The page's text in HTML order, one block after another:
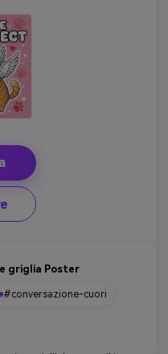
griglia Poster
#conversazione-cuori